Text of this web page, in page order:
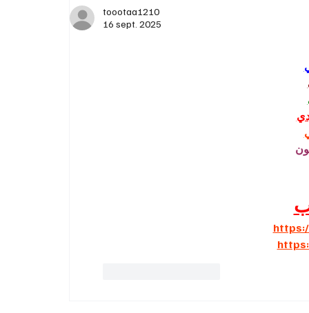
Les astuces pour maximiser vos
toootaa1210
16 sept. 2025